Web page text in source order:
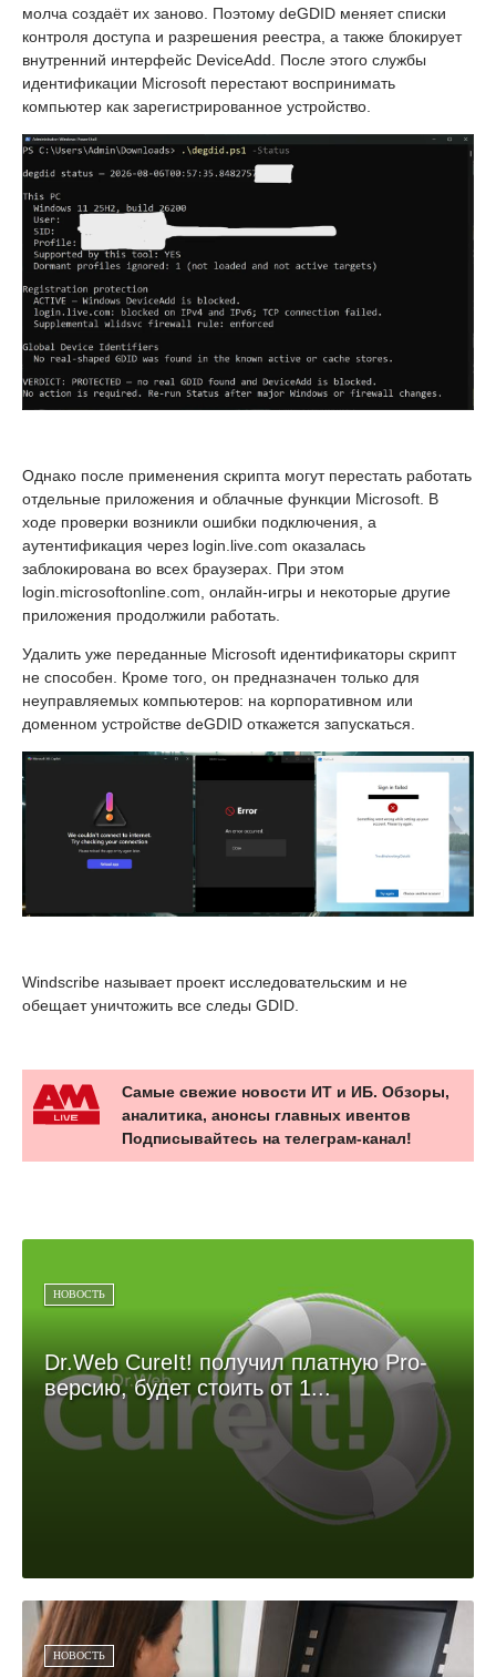
молча создаёт их заново. Поэтому deGDID меняет списки
контроля доступа и разрешения реестра, а также блокирует
внутренний интерфейс DeviceAdd. После этого службы
идентификации Microsoft перестают воспринимать
компьютер как зарегистрированное устройство.
Однако после применения скрипта могут перестать работать
отдельные приложения и облачные функции Microsoft. В
ходе проверки возникли ошибки подключения, а
аутентификация через login.live.com оказалась
заблокирована во всех браузерах. При этом
login.microsoftonline.com, онлайн-игры и некоторые другие
приложения продолжили работать.
Удалить уже переданные Microsoft идентификаторы скрипт
не способен. Кроме того, он предназначен только для
неуправляемых компьютеров: на корпоративном или
доменном устройстве deGDID откажется запускаться.
Windscribe называет проект исследовательским и не
обещает уничтожить все следы GDID.
Самые свежие новости ИТ и ИБ. Обзоры,
аналитика, анонсы главных ивентов
Подписывайтесь на телеграм-канал!
НОВОСТЬ
Dr.Web CureIt! получил платную Pro-
версию, будет стоить от 1...
НОВОСТЬ